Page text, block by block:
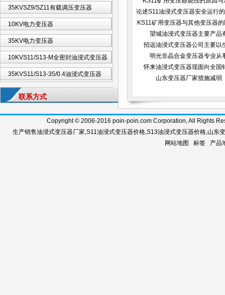
35KVSZ9/SZ11有载调压变压器
10KV电力变压器
35KV电力变压器
10KVS11/S13-M全密封油浸式变压器
35KVS11/S13-35/0.4油浸式变压器
联系方式
论述S11油浸式变压器安全运行
KS11矿用变压器与其他变压器
望城油浸式变压器主要产品
招远油浸式变压器公司主要以
明光非晶合金变压器专业从
怀来油浸式变压器现面向全国
山东变压器厂家措施减弱
Copyright © 2006-2016 poin-poin.com Corporation, All Rights
生产销售油浸式变压器厂家,S11油浸式变压器价格,S13油浸式变压器价格,山东
网站地图
标签 产品